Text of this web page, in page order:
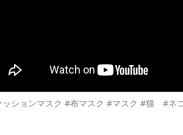
ッションマスク #布マスク #マスク #猫 #ネ